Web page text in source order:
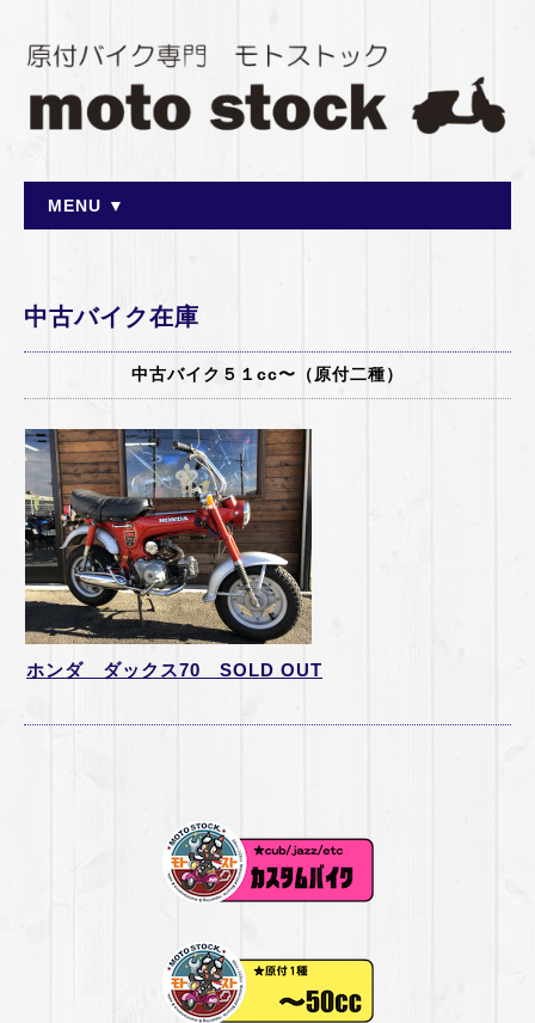
MENU ▼
中古バイク在庫
中古バイク５１cc〜（原付二種）
ホンダ ダックス70 SOLD OUT